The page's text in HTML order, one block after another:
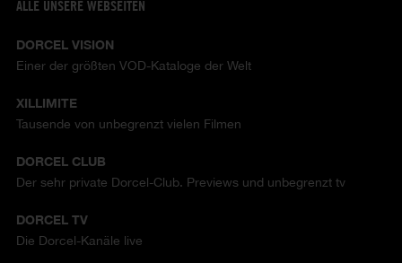
ALLE UNSERE WEBSEITEN
DORCEL VISION
Einer der größten VOD-Kataloge der Welt
XILLIMITE
Tausende von unbegrenzt vielen Filmen
DORCEL CLUB
Der sehr private Dorcel-Club. Previews und unbegrenzt tv
DORCEL TV
Die Dorcel-Kanäle live